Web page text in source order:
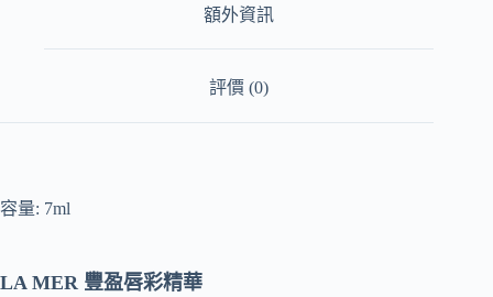
額外資訊
評價 (0)
容量: 7ml
LA MER 豐盈唇彩精華